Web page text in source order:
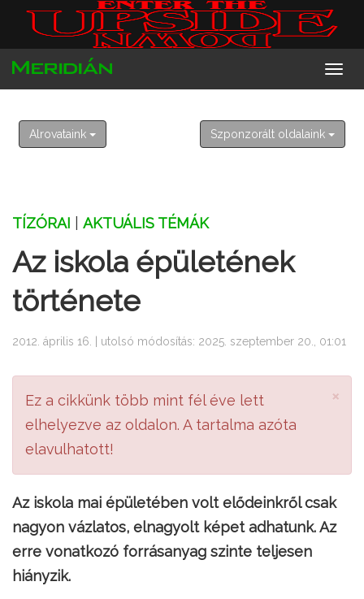
2026. augusztus 7. péntek
Ibolya
Alrovataink Szponzorált oldalaink
TÍZÓRAI AKTUÁLIS TÉMÁK
Az iskola épületének
története
2012. április 16. | utolsó módosítás: 2025. szeptember 20., 01:01
×
Ez a cikkünk több mint fél éve lett
elhelyezve az oldalon. A tartalma azóta
elavulhatott!
Az iskola mai épületében volt elődeinkről csak
nagyon vázlatos, elnagyolt képet adhatunk. Az
erre vonatkozó forrásanyag szinte teljesen
hiányzik.